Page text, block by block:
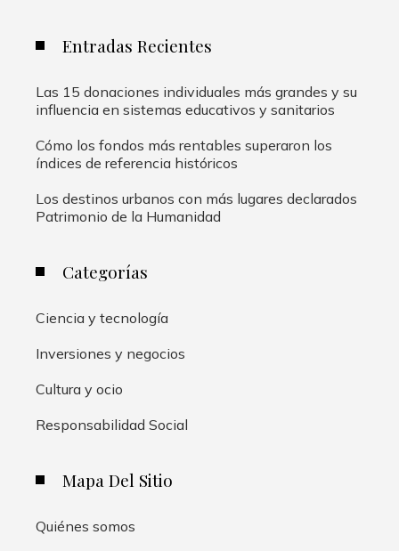
Entradas Recientes
Las 15 donaciones individuales más grandes y su
influencia en sistemas educativos y sanitarios
Cómo los fondos más rentables superaron los
índices de referencia históricos
Los destinos urbanos con más lugares declarados
Patrimonio de la Humanidad
Categorías
Ciencia y tecnología
Inversiones y negocios
Cultura y ocio
Responsabilidad Social
Mapa Del Sitio
Quiénes somos